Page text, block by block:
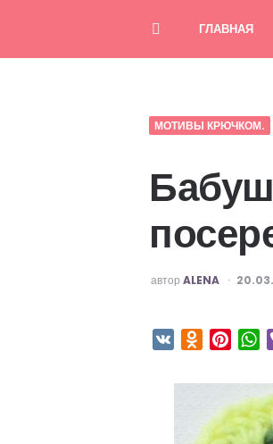
ГЛАВНАЯ
МОТИВЫ КРЮЧКОМ.
ОПУБЛИКОВАНО
автор ALENA
VK